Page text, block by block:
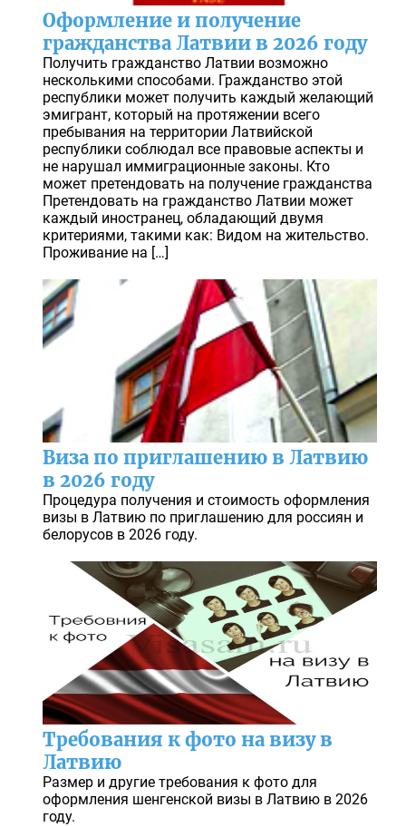
Оформление и получение
гражданства Латвии в 2026 году
Получить гражданство Латвии возможно
несколькими способами. Гражданство этой
республики может получить каждый желающий
эмигрант, который на протяжении всего
пребывания на территории Латвийской
республики соблюдал все правовые аспекты и
не нарушал иммиграционные законы. Кто
может претендовать на получение гражданства
Претендовать на гражданство Латвии может
каждый иностранец, обладающий двумя
критериями, такими как: Видом на жительство.
Проживание на […]
Виза по приглашению в Латвию
в 2026 году
Процедура получения и стоимость оформления
визы в Латвию по приглашению для россиян и
белорусов в 2026 году.
Требования к фото на визу в
Латвию
Размер и другие требования к фото для
оформления шенгенской визы в Латвию в 2026
году.